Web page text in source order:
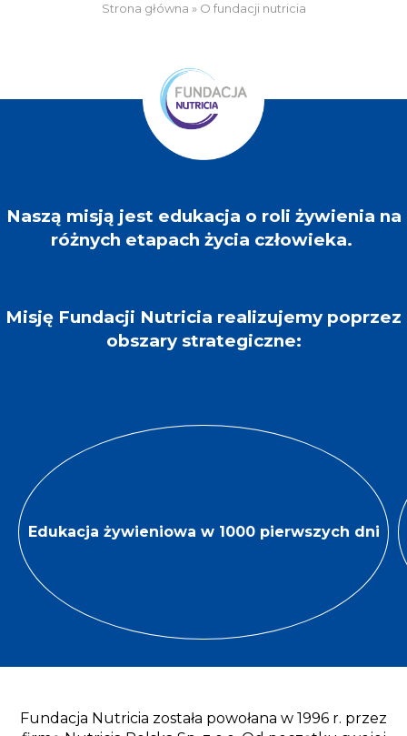
Strona główna » O fundacji nutricia
Naszą misją jest edukacja o roli żywienia na
różnych etapach życia człowieka.
Misję Fundacji Nutricia realizujemy poprzez
obszary strategiczne:
Edukacja żywieniowa w 1000 pierwszych dni
Fundacja Nutricia została powołana w 1996 r. przez